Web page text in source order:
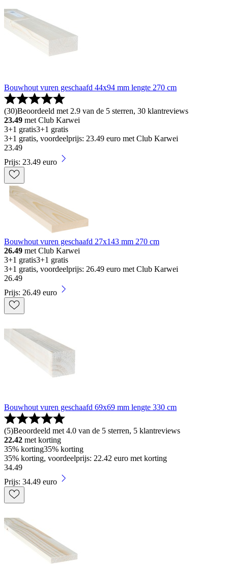
Bouwhout vuren geschaafd 44x94 mm lengte 270 cm
(30)Beoordeeld met 2.9 van de 5 sterren, 30 klantreviews
23.49 met Club Karwei
3+1 gratis3+1 gratis
3+1 gratis, voordeelprijs: 23.49 euro met Club Karwei
23.49
Prijs: 23.49 euro
Bouwhout vuren geschaafd 27x143 mm 270 cm
26.49 met Club Karwei
3+1 gratis3+1 gratis
3+1 gratis, voordeelprijs: 26.49 euro met Club Karwei
26.49
Prijs: 26.49 euro
Bouwhout vuren geschaafd 69x69 mm lengte 330 cm
(5)Beoordeeld met 4.0 van de 5 sterren, 5 klantreviews
22.42 met korting
35% korting35% korting
35% korting, voordeelprijs: 22.42 euro met korting
34.49
Prijs: 34.49 euro